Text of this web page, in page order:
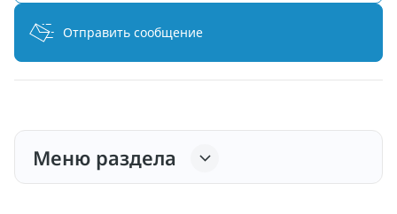
Отправить сообщение
Меню раздела